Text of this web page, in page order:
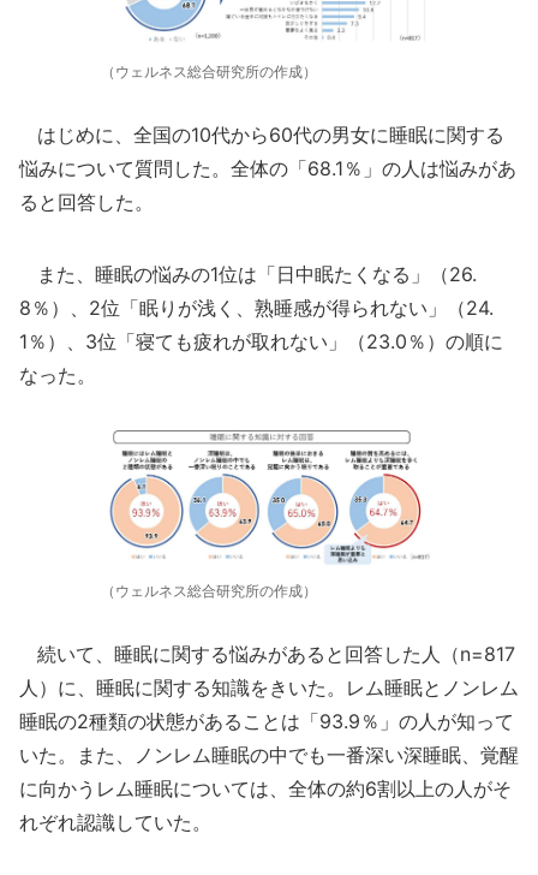
（ウェルネス総合研究所の作成）
はじめに、全国の10代から60代の男女に睡眠に関する
悩みについて質問した。全体の「68.1％」の人は悩みがあ
ると回答した。
また、睡眠の悩みの1位は「日中眠たくなる」（26.
8％）、2位「眠りが浅く、熟睡感が得られない」（24.
1％）、3位「寝ても疲れが取れない」（23.0％）の順に
なった。
（ウェルネス総合研究所の作成）
続いて、睡眠に関する悩みがあると回答した人（n=817
人）に、睡眠に関する知識をきいた。レム睡眠とノンレム
睡眠の2種類の状態があることは「93.9％」の人が知って
いた。また、ノンレム睡眠の中でも一番深い深睡眠、覚醒
に向かうレム睡眠については、全体の約6割以上の人がそ
れぞれ認識していた。